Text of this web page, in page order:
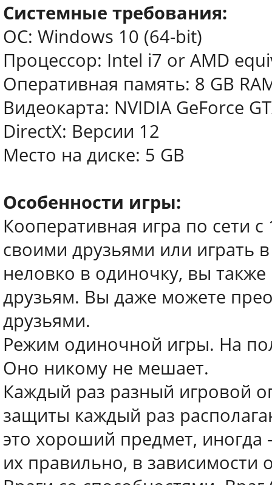
Системные требования:
ОС: Windows 10 (64-bit)
Процессор: Intel i7 or AMD
Оперативная память: 8 GB
Видеокарта: NVIDIA GeForce
DirectX: Версии 12
Место на диске: 5 GB
Особенности игры:
Кооперативная игра по сети
своими друзьями или играть
неловко в одиночку, вы
друзьям. Вы даже можете
друзьями.
Режим одиночной игры. На
Оно никому не мешает.
Каждый раз разный игровой
защиты каждый раз
это хороший предмет, иногда
их правильно, в зависимости